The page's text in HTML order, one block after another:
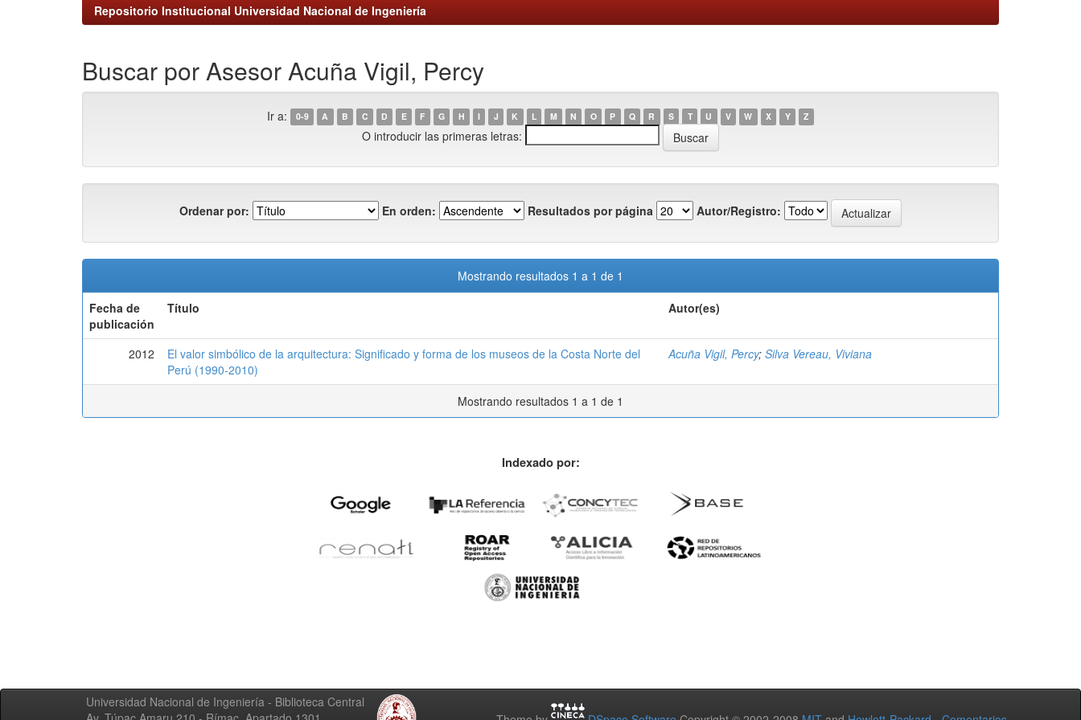
Repositorio Institucional Universidad Nacional de Ingeniería
Buscar por Asesor Acuña Vigil, Percy
Ir a: 0-9 A B C D E F G H I J K L M N O P Q R S T U V W X Y Z
O introducir las primeras letras:
Ordenar por: En orden: Resultados por página Autor/Registro:
Mostrando resultados 1 a 1 de 1
Fecha de
publicación
Título Autor(es)
2012
El valor simbólico de la arquitectura: Significado y forma de los museos de la Costa Norte del
Perú (1990-2010)
Acuña Vigil, Percy; Silva Vereau, Viviana
Mostrando resultados 1 a 1 de 1
Indexado por:
Universidad Nacional de Ingeniería - Biblioteca Central